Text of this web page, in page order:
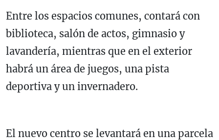
Entre los espacios comunes, contará con
biblioteca, salón de actos, gimnasio y
lavandería, mientras que en el exterior
habrá un área de juegos, una pista
deportiva y un invernadero.
El nuevo centro se levantará en una parcela